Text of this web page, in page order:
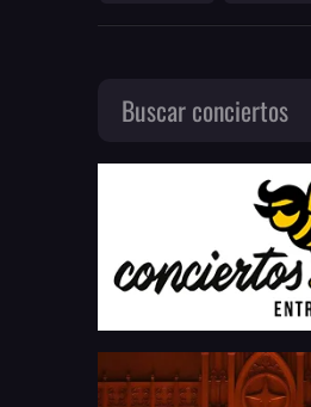
Buscar conciertos